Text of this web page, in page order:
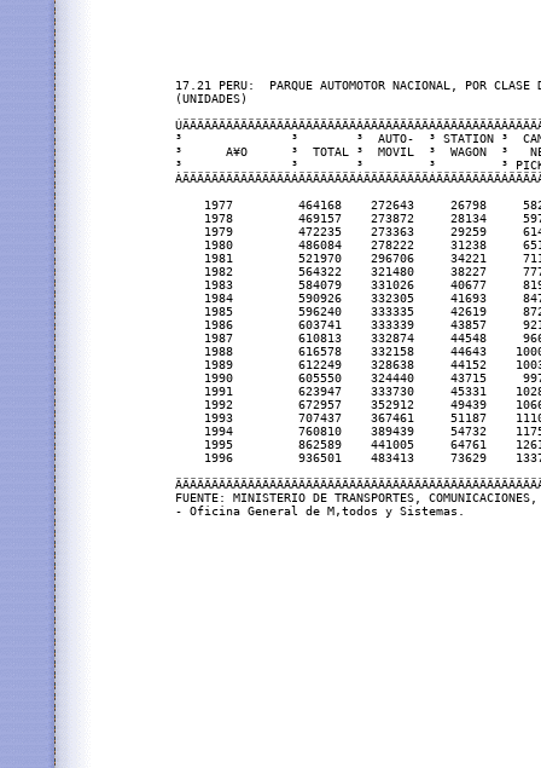
17.21 PERU:  PARQUE AUTOMOTOR NACIONAL, POR
(UNIDADES)
³               ³        ³  AUTO-  ³ STATION ³
³      A¥O      ³  TOTAL ³  MOVIL  ³  WAGON  ³
³               ³        ³         ³         ³ PICK UP
1977         464168    272643     26798
1978         469157    273872     28134
1979         472235    273363     29259
1980         486084    278222     31238
1981         521970    296706     34221
1982         564322    321480     38227
1983         584079    331026     40677
1984         590926    332305     41693
1985         596240    333335     42619
1986         603741    333339     43857
1987         610813    332874     44548
1988         616578    332158     44643
1989         612249    328638     44152
1990         605550    324440     43715
1991         623947    333730     45331
1992         672957    352912     49439
1993         707437    367461     51187
1994         760810    389439     54732
1995         862589    441005     64761
1996         936501    483413     73629
FUENTE: MINISTERIO DE TRANSPORTES,